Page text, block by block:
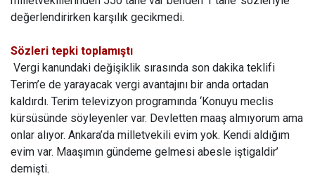
değerlendirirken karşılık gecikmedi.
Sözleri tepki toplamıştı
Vergi kanundaki değişiklik sırasında son dakika teklifi
Terim’e de yarayacak vergi avantajını bir anda ortadan
kaldırdı. Terim televizyon programında ‘Konuyu meclis
kürsüsünde söyleyenler var. Devletten maaş almıyorum ama
onlar alıyor. Ankara’da milletvekili evim yok. Kendi aldığım
evim var. Maaşımın gündeme gelmesi abesle iştigaldir’
demişti.